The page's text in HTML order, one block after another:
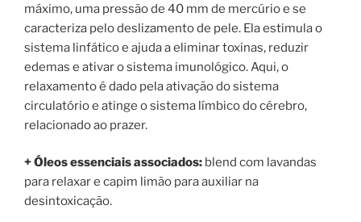
máximo, uma pressão de 40 mm de mercúrio e se
caracteriza pelo deslizamento de pele. Ela estimula o
sistema linfático e ajuda a eliminar toxinas, reduzir
edemas e ativar o sistema imunológico. Aqui, o
relaxamento é dado pela ativação do sistema
circulatório e atinge o sistema límbico do cérebro,
relacionado ao prazer.
+ Óleos essenciais associados: blend com lavandas
para relaxar e capim limão para auxiliar na
desintoxicação.